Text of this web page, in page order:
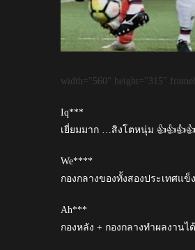
width="560" height="315"
Iq***
เยี่ยมมาก …สิงโตหนุ่ม 👍👍👍👍
We****
กองกลางของทั้งสองประเทศแ
Ah***
กองหลัง + กองกลางทำผลงาน